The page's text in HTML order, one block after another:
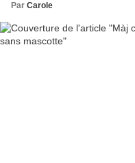
Par Carole